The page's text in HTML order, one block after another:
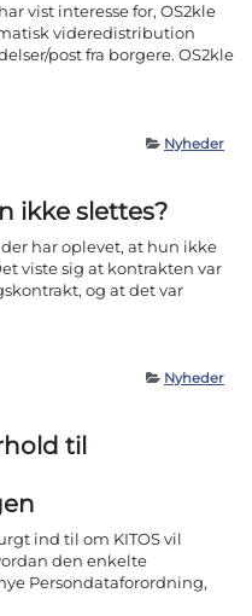
vist interesse for, OS2kle
videredistribution
post fra borgere. OS2kle
Nyheder
ikke slettes?
har oplevet, at hun ikke
viste sig at kontrakten var
og at det var
Nyheder
til
ind til om KITOS vil
den enkelte
Persondataforordning,